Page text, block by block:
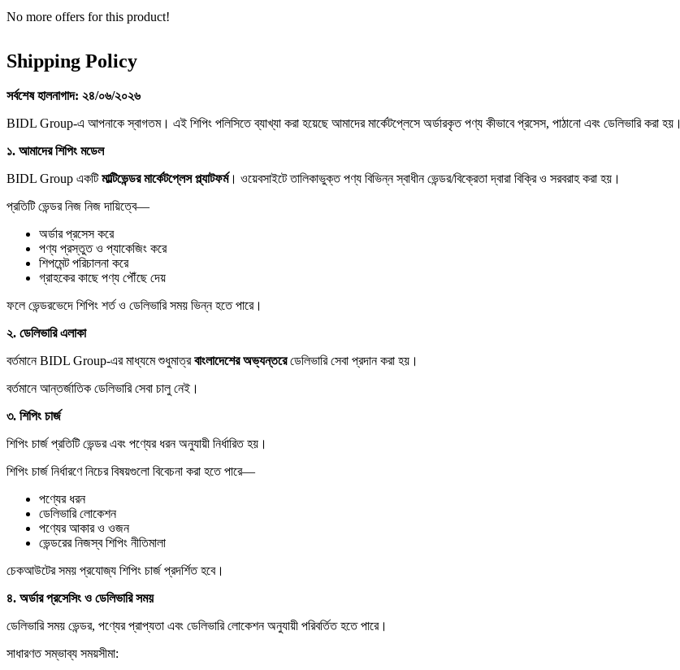
No more offers for this product!
Shipping Policy
সর্বশেষহালনাগাদ: ২৪/০৬/২০২৬
BIDL Group-এ আপনাকে স্বাগতম। এই শিপিং পলিসিতে ব্যাখ্যা করা হয়েছে আমাদের মার্কেটপ্লেসে অর্ডারকৃত পণ্য কীভাবে প্রসেস, পাঠানো এবং ডেলিভারি করা হয়।
১. আমাদেরশিপিংমডেল
BIDL Group একটিমাল্টিভেন্ডরমার্কেটপ্লেসপ্ল্যাটফর্ম। ওয়েবসাইটে তালিকাভুক্ত পণ্য বিভিন্ন স্বাধীন ভেন্ডর/বিক্রেতা দ্বারা বিক্রি ও সরবরাহ করা হয়।
প্রতিটি ভেন্ডর নিজ নিজ দায়িত্বে—
অর্ডার প্রসেস করে
পণ্য প্রস্তুত ও প্যাকেজিং করে
শিপমেন্ট পরিচালনা করে
গ্রাহকের কাছে পণ্য পৌঁছে দেয়
ফলে ভেন্ডরভেদে শিপিং শর্ত ও ডেলিভারি সময় ভিন্ন হতে পারে।
২. ডেলিভারিএলাকা
বর্তমানে BIDL Group-এর মাধ্যমে শুধুমাত্রবাংলাদেশেরঅভ্যন্তরেডেলিভারি সেবা প্রদান করা হয়।
বর্তমানে আন্তর্জাতিক ডেলিভারি সেবা চালু নেই।
৩. শিপিংচার্জ
শিপিং চার্জ প্রতিটি ভেন্ডর এবং পণ্যের ধরন অনুযায়ী নির্ধারিত হয়।
শিপিং চার্জ নির্ধারণে নিচের বিষয়গুলো বিবেচনা করা হতে পারে—
পণ্যের ধরন
ডেলিভারি লোকেশন
পণ্যের আকার ও ওজন
ভেন্ডরের নিজস্ব শিপিং নীতিমালা
চেকআউটের সময় প্রযোজ্য শিপিং চার্জ প্রদর্শিত হবে।
৪. অর্ডারপ্রসেসিংও ডেলিভারিসময়
ডেলিভারি সময় ভেন্ডর, পণ্যের প্রাপ্যতা এবং ডেলিভারি লোকেশন অনুযায়ী পরিবর্তিত হতে পারে।
সাধারণত সম্ভাব্য সময়সীমা: